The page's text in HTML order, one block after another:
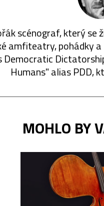
scénograf, který se
amfiteatry, pohádky
Democratic
Humans" alias PDD,
MOHLO BY